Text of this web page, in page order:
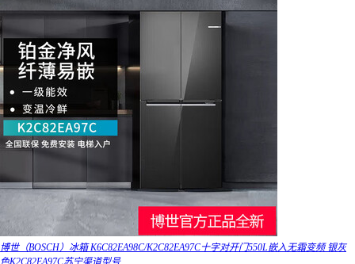
博世（BOSCH）冰箱 K6C82EA98C/K2C82EA97C十字对开门550L嵌入无霜变频 银灰
色K2C82EA97C苏宁渠道型号